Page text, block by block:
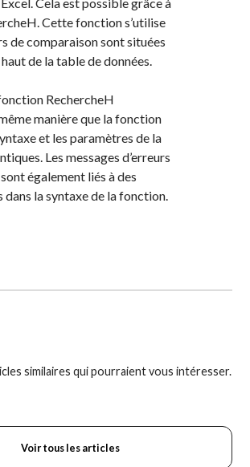
Cette fonction s’utilise
de comparaison sont situées
de la table de données.
RechercheH
manière que la fonction
et les paramètres de la
Les messages d’erreurs
également liés à des
dans la syntaxe de la fonction.
similaires qui pourraient vous intéresser.
Voir tous les articles